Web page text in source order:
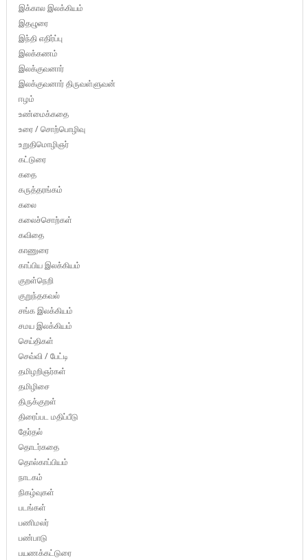
இக்கால இலக்கியம்
இதழுரை
இந்தி எதிர்ப்பு
இலக்கணம்
இலக்குவனார்
இலக்குவனார் திருவள்ளுவன்
ஈழம்
உண்மைக்கதை
உரை / சொற்பொழிவு
உறுதிமொழிஞர்
கட்டுரை
கதை
கருத்தரங்கம்
கலை
கலைச்சொற்கள்
கவிதை
காணுரை
காப்பிய இலக்கியம்
குறள்நெறி
குறுந்தகவல்
சங்க இலக்கியம்
சமய இலக்கியம்
செய்திகள்
செவ்வி / பேட்டி
தமிழறிஞர்கள்
தமிழிசை
திருக்குறள்
திரைப்பட மதிப்பீடு
தேர்தல்
தொடர்கதை
தொல்காப்பியம்
நாடகம்
நிகழ்வுகள்
படங்கள்
பணிமலர்
பண்பாடு
பயணக்கட்டுரை